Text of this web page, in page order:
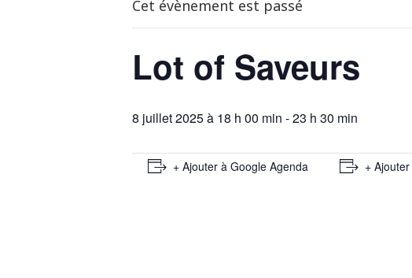
Cet évènement est passé
Lot of Saveurs
8 juillet 2025 à 18 h 00 min -23 h 30 min
+ Ajouter à Google Agenda
+